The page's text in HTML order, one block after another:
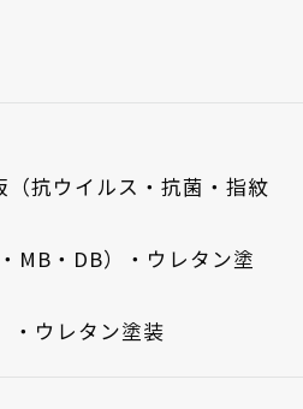
抗ウイルス・抗菌・指紋
MB・DB）・ウレタン塗
・ウレタン塗装